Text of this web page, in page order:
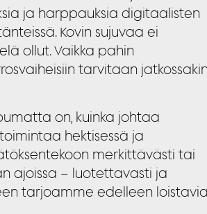
ja harppauksia digitaalisten
Kovin sujuvaa ei
ollut. Vaikka pahin
tarvitaan
on, kuinka johtaa
hektisessä ja
merkittävästi tai
ajoissa – luotettavasti ja
tarjoamme edelleen